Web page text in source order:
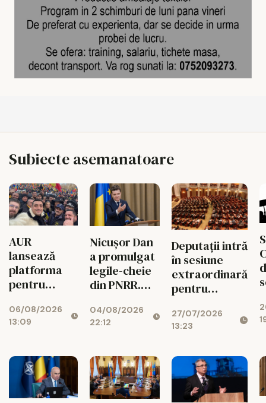
Subiecte asemanatoare
AUR
lansează
platforma
pentru
lui Nicușor
Dan
06/08/2026
13:09
Nicușor Dan
a promulgat
legile-cheie
din PNRR.
Urbanismului
intră în
04/08/2026
22:12
Deputații intră
în sesiune
extraordinară
pentru
banilor din
PNRR
27/07/2026
13:23